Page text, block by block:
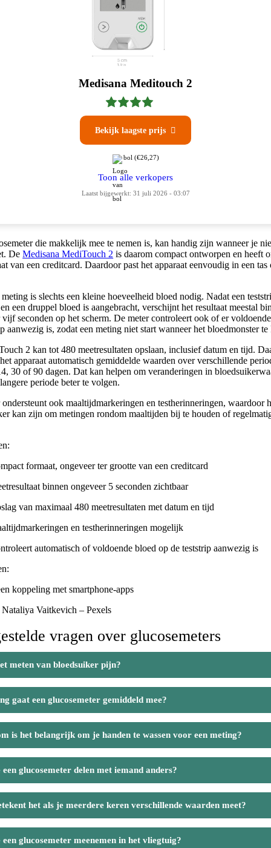
Medisana Meditouch 2
Bekijk laagste prijs 
bol (€26,27)
Toon alle verkopers
Laatst bijgewerkt: 31 juli 2026 - 03:07
die makkelijk mee te nemen is, kan handig zijn wanneer je
DeMedisana MediTouch 2 is daarom compact ontworpen en heeft
van een creditcard. Daardoor past het apparaat eenvoudig in een tas
is slechts een kleine hoeveelheid bloed nodig. Nadat een
een druppel bloed is aangebracht, verschijnt het resultaat meestal
vijf seconden op het scherm. De meter controleert ook of er
aanwezig is, zodat een meting niet start wanneer het bloedmonster
2 kan tot 480 meetresultaten opslaan, inclusief datum en tijd.
apparaat automatisch gemiddelde waarden over verschillende
30 of 90 dagen. Dat kan helpen om veranderingen in
periode beter te volgen.
ondersteunt ook maaltijdmarkeringen en testherinneringen, waardoor
kan zijn om metingen rondom maaltijden bij te houden of
formaat, ongeveer ter grootte van een creditcard
binnen ongeveer 5 seconden zichtbaar
van maximaal 480 meetresultaten met datum en tijd
en testherinneringen mogelijk
automatisch of voldoende bloed op de teststrip aanwezig is
koppeling met smartphone-apps
Vaitkevich – Pexels
vragen over glucosemeters
meten van bloedsuiker pijn?
gaat een glucosemeter gemiddeld mee?
is het belangrijk om je handen te wassen voor een meting?
glucosemeter delen met iemand anders?
het als je meerdere keren verschillende waarden meet?
glucosemeter meenemen in het vliegtuig?